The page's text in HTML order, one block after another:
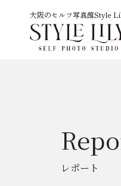
大阪のセルフ写真館Style
レポート